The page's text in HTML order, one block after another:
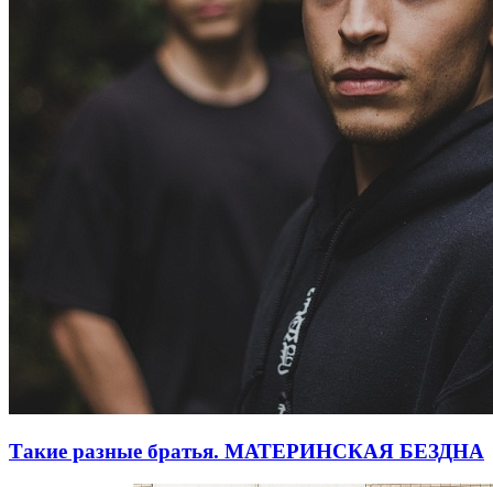
Такие разные братья. МАТЕРИНСКАЯ БЕЗДНА